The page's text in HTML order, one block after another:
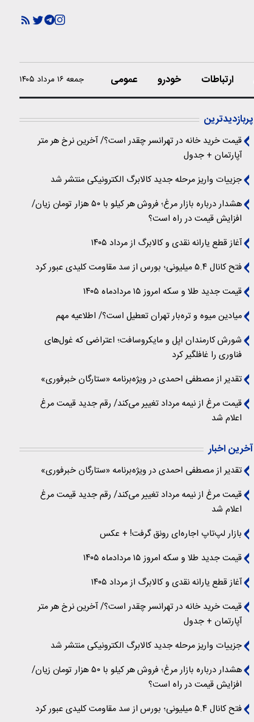
ارتباطات خودرو عمومی جمعه ۱۶ مرداد ۱۴۰۵
پربازدیدترین
قیمت خرید خانه در تهرانسر چقدر است؟/ آخرین نرخ هر متر
آپارتمان + جدول
جزییات واریز مرحله جدید کالابرگ الکترونیکی منتشر شد
هشدار درباره بازار مرغ؛ فروش هر کیلو با ۵۰ هزار تومان زیان/
افزایش قیمت در راه است؟
آغاز قطع یارانه نقدی و کالابرگ از مرداد ۱۴۰۵
فتح کانال ۵.۴ میلیونی؛ بورس از سد مقاومت کلیدی عبور کرد
قیمت جدید طلا و سکه امروز ۱۵ مردادماه ۱۴۰۵
میادین میوه و تره‌بار تهران تعطیل است؟/ اطلاعیه مهم
شورش کارمندان اپل و مایکروسافت؛ اعتراضی که غول‌های
فناوری را غافلگیر کرد
تقدیر از مصطفی احمدی در ویژه‌برنامه «ستارگان خبرفوری»
قیمت مرغ از نیمه مرداد تغییر می‌کند/ رقم جدید قیمت مرغ
اعلام شد
آخرین اخبار
تقدیر از مصطفی احمدی در ویژه‌برنامه «ستارگان خبرفوری»
قیمت مرغ از نیمه مرداد تغییر می‌کند/ رقم جدید قیمت مرغ
اعلام شد
بازار لپ‌تاپ اجاره‌ای رونق گرفت! + عکس
قیمت جدید طلا و سکه امروز ۱۵ مردادماه ۱۴۰۵
آغاز قطع یارانه نقدی و کالابرگ از مرداد ۱۴۰۵
قیمت خرید خانه در تهرانسر چقدر است؟/ آخرین نرخ هر متر
آپارتمان + جدول
جزییات واریز مرحله جدید کالابرگ الکترونیکی منتشر شد
هشدار درباره بازار مرغ؛ فروش هر کیلو با ۵۰ هزار تومان زیان/
افزایش قیمت در راه است؟
فتح کانال ۵.۴ میلیونی؛ بورس از سد مقاومت کلیدی عبور کرد